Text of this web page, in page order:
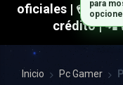
oficiales | 💳
crédito | 📲
Inicio Pc Gamer